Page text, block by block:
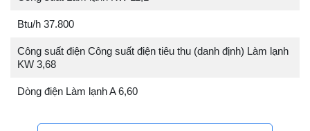
Btu/h 37.800
Công suất điện Công suất điện tiêu thu (danh định) Làm lạnh
KW 3,68
Dòng điện Làm lạnh A 6,60